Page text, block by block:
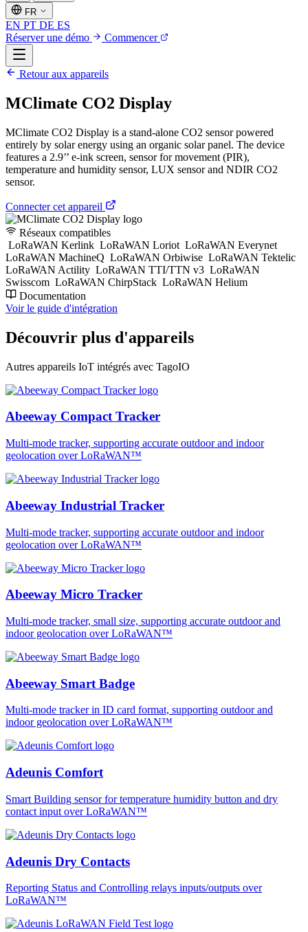
FR
EN PT DE ES
Réserver une démo
Commencer
Retour aux appareils
MClimate CO2 Display
MClimate CO2 Display is a stand-alone CO2 sensor powered
entirely by solar energy using an organic solar panel. The device
features a 2.9’’ e-ink screen, sensor for movement (PIR),
temperature and humidity sensor, LUX sensor and NDIR CO2
sensor.
Connecter cet appareil
Réseaux compatibles
LoRaWAN Kerlink LoRaWAN Loriot LoRaWAN Everynet
LoRaWAN MachineQ LoRaWAN Orbiwise LoRaWAN Tektelic
LoRaWAN Actility LoRaWAN TTI/TTN v3 LoRaWAN
Swisscom LoRaWAN ChirpStack LoRaWAN Helium
Documentation
Voir le guide d'intégration
Découvrir plus d'appareils
Autres appareils IoT intégrés avec TagoIO
Abeeway Compact Tracker
Multi-mode tracker, supporting accurate outdoor and indoor
geolocation over LoRaWAN™
Abeeway Industrial Tracker
Multi-mode tracker, supporting accurate outdoor and indoor
geolocation over LoRaWAN™
Abeeway Micro Tracker
Multi-mode tracker, small size, supporting accurate outdoor and
indoor geolocation over LoRaWAN™
Abeeway Smart Badge
Multi-mode tracker in ID card format, supporting outdoor and
indoor geolocation over LoRaWAN™
Adeunis Comfort
Smart Building sensor for temperature humidity button and dry
contact input over LoRaWAN™
Adeunis Dry Contacts
Reporting Status and Controlling relays inputs/outputs over
LoRaWAN™